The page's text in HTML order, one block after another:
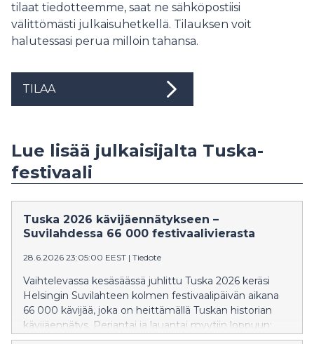
tilaat tiedotteemme, saat ne sähköpostiisi
välittömästi julkaisuhetkellä. Tilauksen voit
halutessasi perua milloin tahansa.
TILAA
Lue lisää julkaisijalta Tuska-
festivaali
Tuska 2026 kävijäennätykseen –
Suvilahdessa 66 000 festivaalivierasta
28.6.2026 23:05:00 EEST | Tiedote
Vaihtelevassa kesäsäässä juhlittu Tuska 2026 keräsi
Helsingin Suvilahteen kolmen festivaalipäivän aikana
66 000 kävijää, joka on heittämällä Tuskan historian
kävijäennätys. Perjantai ja lauantai myytiin loppuun;
kumpanakin päivänä 23 000 metallifania saapui